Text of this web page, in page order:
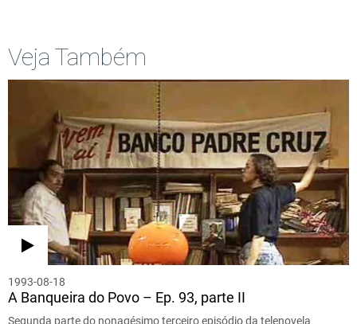
Veja Também
1993-08-18
A Banqueira do Povo – Ep. 93, parte II
Segunda parte do nonagésimo terceiro episódio da telenovela